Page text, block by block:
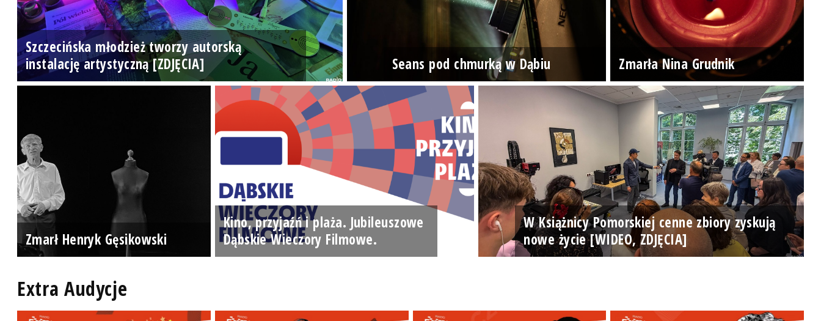
Szczecińska młodzież tworzy autorską
instalację artystyczną [ZDJĘCIA]
Seans pod chmurką w Dąbiu Zmarła Nina Grudnik
Zmarł Henryk Gęsikowski
Kino, przyjaźń i plaża. Jubileuszowe
Dąbskie Wieczory Filmowe.
W Książnicy Pomorskiej cenne zbiory zyskują
nowe życie [WIDEO, ZDJĘCIA]
Extra Audycje